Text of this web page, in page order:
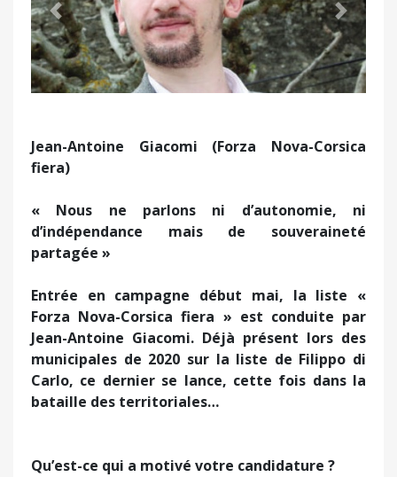
Précédent Suivant
Jean-Antoine Giacomi (Forza Nova-Corsica
fiera)
« Nous ne parlons ni d’autonomie, ni
d’indépendance mais de souveraineté
partagée »
Entrée en campagne début mai, la liste «
Forza Nova-Corsica fiera » est conduite par
Jean-Antoine Giacomi. Déjà présent lors des
municipales de 2020 sur la liste de Filippo di
Carlo, ce dernier se lance, cette fois dans la
bataille des territoriales…
Qu’est-ce qui a motivé votre candidature ?